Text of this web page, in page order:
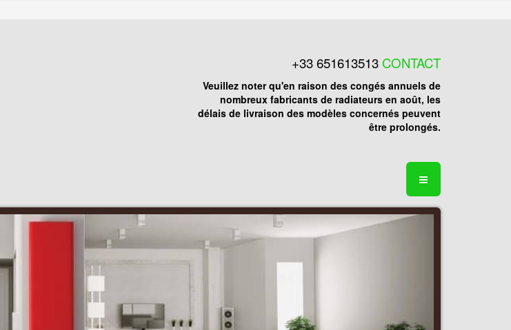
+33 651613513 CONTACT
Veuillez noter qu'en raison des congés annuels de
nombreux fabricants de radiateurs en août, les
délais de livraison des modèles concernés peuvent
être prolongés.